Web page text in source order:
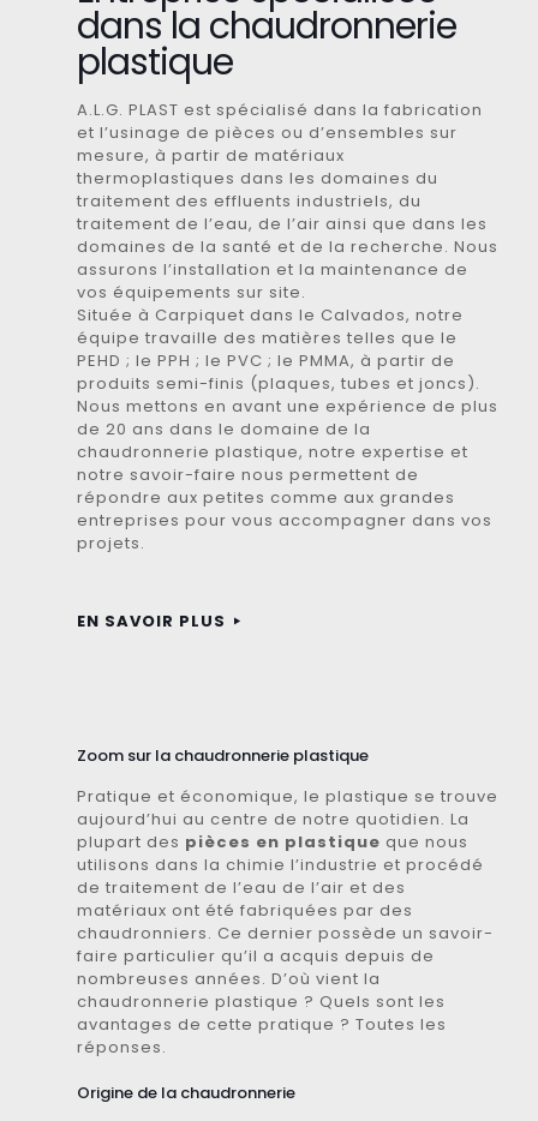
dans la chaudronnerie
plastique
A.L.G. PLAST est spécialisé dans la fabrication
et l’usinage de pièces ou d’ensembles sur
mesure, à partir de matériaux
thermoplastiques dans les domaines du
traitement des effluents industriels, du
traitement de l’eau, de l’air ainsi que dans les
domaines de la santé et de la recherche. Nous
assurons l’installation et la maintenance de
vos équipements sur site.
Située à Carpiquet dans le Calvados, notre
équipe travaille des matières telles que le
PEHD ; le PPH ; le PVC ; le PMMA, à partir de
produits semi-finis (plaques, tubes et joncs).
Nous mettons en avant une expérience de plus
de 20 ans dans le domaine de la
chaudronnerie plastique, notre expertise et
notre savoir-faire nous permettent de
répondre aux petites comme aux grandes
entreprises pour vous accompagner dans vos
projets.
EN SAVOIR PLUS
Zoom sur la chaudronnerie plastique
Pratique et économique, le plastique se trouve
aujourd’hui au centre de notre quotidien. La
plupart des pièces en plastique que nous
utilisons dans la chimie l’industrie et procédé
de traitement de l’eau de l’air et des
matériaux ont été fabriquées par des
chaudronniers. Ce dernier possède un savoir-
faire particulier qu’il a acquis depuis de
nombreuses années. D’où vient la
chaudronnerie plastique ? Quels sont les
avantages de cette pratique ? Toutes les
réponses.
Origine de la chaudronnerie